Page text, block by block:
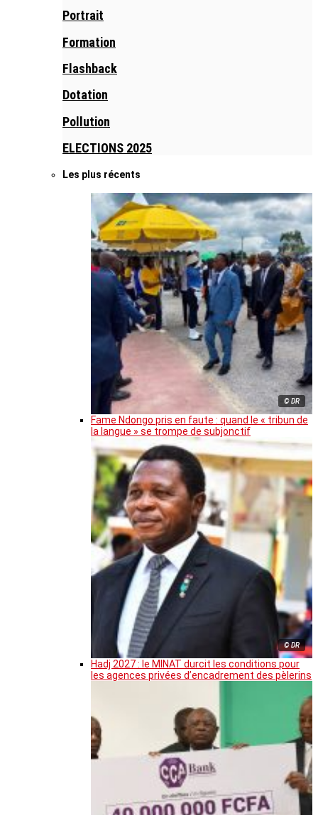
Portrait
Formation
Flashback
Dotation
Pollution
ELECTIONS 2025
Les plus récents
© DR
Fame Ndongo pris en faute : quand le « tribun de
la langue » se trompe de subjonctif
© DR
Hadj 2027 : le MINAT durcit les conditions pour
les agences privées d’encadrement des pèlerins